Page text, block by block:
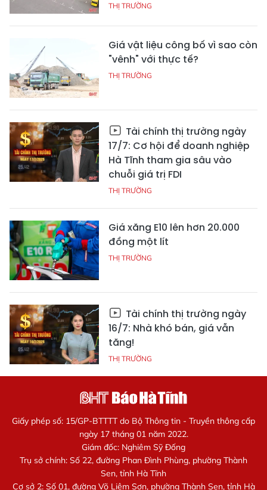
THỊ TRƯỜNG
Giá vật liệu công bố vì sao còn
"vênh" với thực tế?
THỊ TRƯỜNG
Tài chính thị trường ngày
17/7: Cơ hội để doanh nghiệp
Hà Tĩnh tham gia sâu vào
chuỗi giá trị FDI
THỊ TRƯỜNG
Giá xăng E10 lên hơn 20.000
đồng một lít
THỊ TRƯỜNG
Tài chính thị trường ngày
16/7: Nhà khó bán, giá vẫn
tăng!
THỊ TRƯỜNG
Giấy phép số: 15/GP-BTTTT do Bộ Thông tin - Truyền thông cấp
ngày 17 tháng 01 năm 2022.
Giám đốc: Nghiêm Sỹ Đống
Trụ sở chính: Số 22, đường Phan Đình Phùng, phường Thành
Sen, tỉnh Hà Tĩnh
Cơ sở 2: Số 01, đường Võ Liêm Sơn, phường Thành Sen, tỉnh Hà